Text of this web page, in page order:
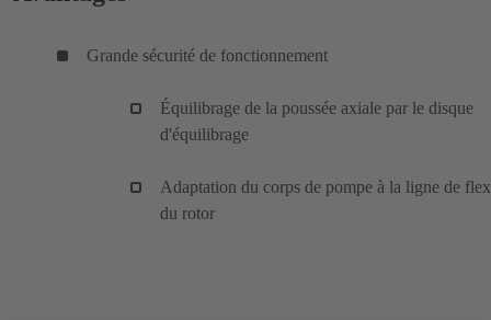
Grande sécurité de fonctionnement
Équilibrage de la poussée axiale par le disque
d'équilibrage
Adaptation du corps de pompe à la ligne de
du rotor